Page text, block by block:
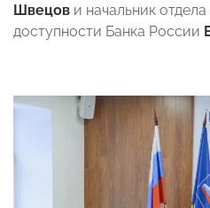
Швецов и начальник
доступности Банка России